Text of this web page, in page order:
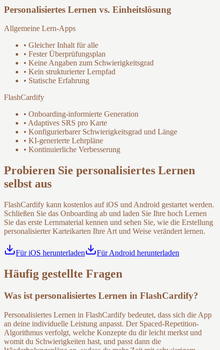
Personalisiertes Lernen vs. Einheitslösung
Allgemeine Lern-Apps
• Gleicher Inhalt für alle
• Fester Überprüfungsplan
• Keine Angaben zum Schwierigkeitsgrad
• Kein strukturierter Lernpfad
• Statische Erfahrung
FlashCardify
• Onboarding-informierte Generation
• Adaptives SRS pro Karte
• Konfigurierbarer Schwierigkeitsgrad und Länge
• KI-generierte Lehrpläne
• Kontinuierliche Verbesserung
Probieren Sie personalisiertes Lernen
selbst aus
FlashCardify kann kostenlos auf iOS und Android gestartet werden.
Schließen Sie das Onboarding ab und laden Sie Ihre hoch Lernen
Sie das erste Lernmaterial kennen und sehen Sie, wie die Erstellung
personalisierter Karteikarten Ihre Art und Weise verändert lernen.
Für iOS herunterladen Für Android herunterladen
Häufig gestellte Fragen
Was ist personalisiertes Lernen in FlashCardify?
Personalisiertes Lernen in FlashCardify bedeutet, dass sich die App
an deine individuelle Leistung anpasst. Der Spaced-Repetition-
Algorithmus verfolgt, welche Konzepte du dir leicht merkst und
womit du Schwierigkeiten hast, und passt dann die